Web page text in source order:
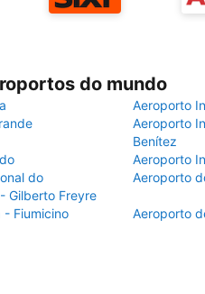
do mundo
Aeroporto
Aeroporto
Benítez
Aeroporto
do
Gilberto Freyre
Aeroporto
- Fiumicino Aeroporto